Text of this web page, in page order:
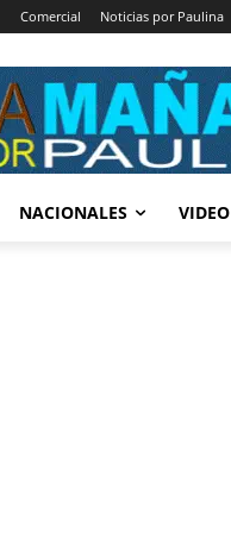
Comercial Noticias por Paulina
NACIONALES VIDEO